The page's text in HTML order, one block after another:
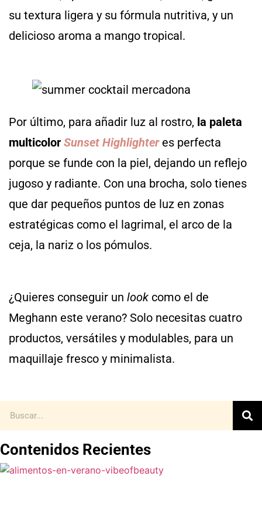
su textura ligera y su fórmula nutritiva, y un
delicioso aroma a mango tropical.
Por último, para añadir luz al rostro, la paleta
multicolor Sunset Highlighter es perfecta
porque se funde con la piel, dejando un reflejo
jugoso y radiante. Con una brocha, solo tienes
que dar pequeños puntos de luz en zonas
estratégicas como el lagrimal, el arco de la
ceja, la nariz o los pómulos.
¿Quieres conseguir un look como el de
Meghann este verano? Solo necesitas cuatro
productos, versátiles y modulables, para un
maquillaje fresco y minimalista.
Contenidos Recientes